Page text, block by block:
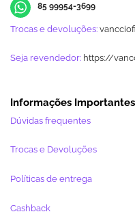
85 99954-3699
Trocas e devoluções:
Seja revendedor: https://
Informações Importantes
Dúvidas frequentes
Trocas e Devoluções
Políticas de entrega
Cashback